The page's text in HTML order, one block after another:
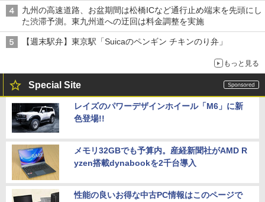
九州の高速道路、お盆期間は松橋ICなど通行止め端末を先頭にし
た渋滞予測。東九州道への迂回は料金調整を実施
【週末駅弁】東京駅「Suicaのペンギン チキンのり弁」
もっと見る
Special Site
レイズのパワーデザインホイール「M6」に新
色登場!!
メモリ32GBでも予算内。産経新聞社がAMD R
yzen搭載dynabookを2千台導入
性能の良いお得な中古PC情報はこのページで